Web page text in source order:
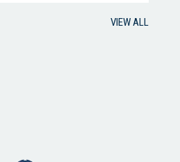
VIEW ALL